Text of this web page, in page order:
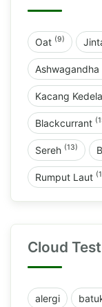
Oat (9)
Ashwagandha
Kacang
Blackcurrant
Sereh (13)
Rumput Laut
Cloud
alergi